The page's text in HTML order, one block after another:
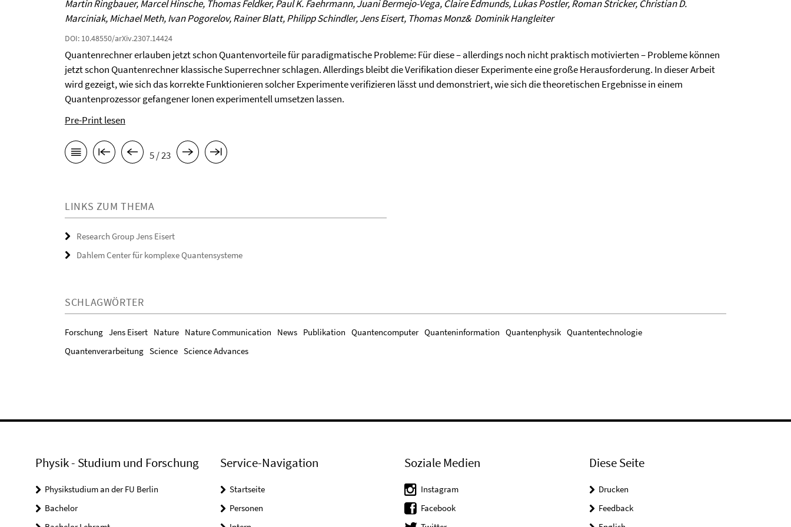
Martin Ringbauer, Marcel Hinsche, Thomas Feldker, Paul K. Faehrmann, Juani Bermejo-Vega, Claire Edmunds, Lukas Postler, Roman Stricker, Christian D.
Marciniak, Michael Meth, Ivan Pogorelov, Rainer Blatt, Philipp Schindler, Jens Eisert, Thomas Monz& Dominik Hangleiter
DOI: 10.48550/arXiv.2307.14424
Quantenrechner erlauben jetzt schon Quantenvorteile für paradigmatische Probleme: Für diese – allerdings noch nicht praktisch motivierten – Probleme können
jetzt schon Quantenrechner klassische Superrechner schlagen. Allerdings bleibt die Verifikation dieser Experimente eine große Herausforderung. In dieser Arbeit
wird gezeigt, wie sich das korrekte Funktionieren solcher Experimente verifizieren lässt und demonstriert, wie sich die theoretischen Ergebnisse in einem
Quantenprozessor gefangener Ionen experimentell umsetzen lassen.
Pre-Print lesen
5 / 23
LINKS ZUM THEMA
Research Group Jens Eisert
Dahlem Center für komplexe Quantensysteme
SCHLAGWÖRTER
Forschung Jens Eisert Nature Nature Communication News Publikation Quantencomputer Quanteninformation Quantenphysik Quantentechnologie
Quantenverarbeitung Science Science Advances
Physik - Studium und Forschung
Physikstudium an der FU Berlin
Bachelor
Service-Navigation
Startseite
Personen
Soziale Medien
Instagram
Facebook
Diese Seite
Drucken
Feedback